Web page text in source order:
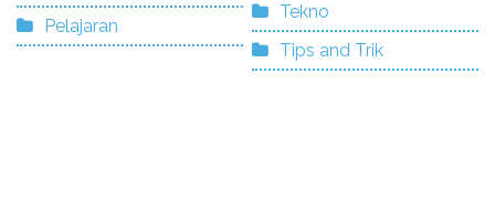
Pelajaran
Tekno
Tips and Trik